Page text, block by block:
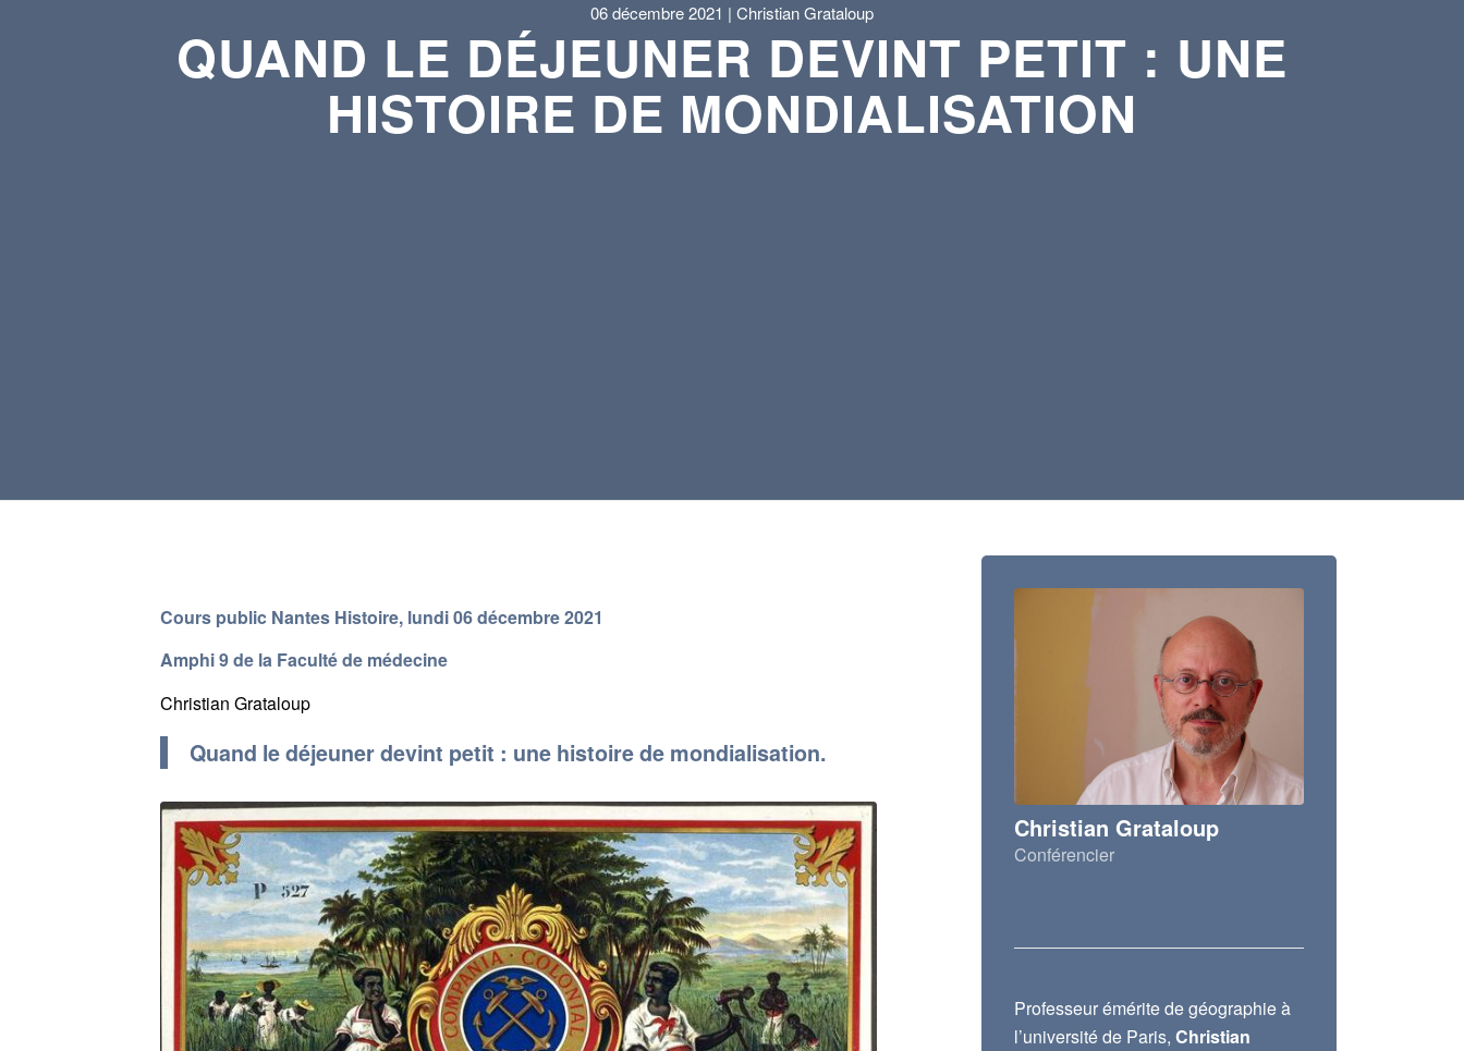
06 décembre 2021 | Christian Grataloup
QUAND LE DÉJEUNER DEVINT PETIT : UNE
HISTOIRE DE MONDIALISATION
Cours public Nantes Histoire, lundi 06 décembre 2021
Amphi 9 de la Faculté de médecine
Christian Grataloup
Quand le déjeuner devint petit : une histoire de mondialisation.
Christian Grataloup
Conférencier
Professeur émérite de géographie à
l’université de Paris,Christian